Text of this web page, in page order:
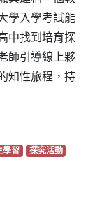
學入學考試能
中找到培育探
師引導線上夥
知性旅程，持
視窗）
學習（另開新視窗）
探究活動（另開新視